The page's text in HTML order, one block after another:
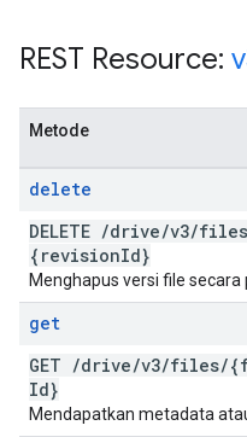
REST Resource:
Metode
delete
DELETE /drive/v3/files
{revisionId}
Menghapus versi file secara
get
GET /drive/v3/files/
Id}
Mendapatkan metadata